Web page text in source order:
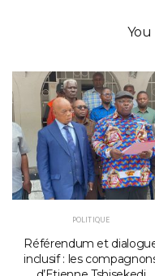
You
POLITIQUE
Référendum et
inclusif : les